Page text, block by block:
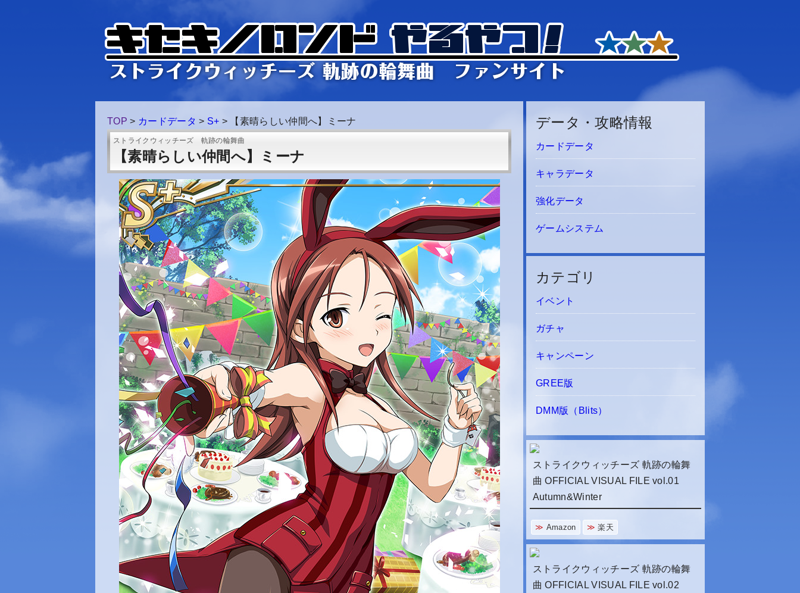
TOP > カードデータ > S+ > 【素晴らしい仲間へ】ミーナ
ストライクウィッチーズ 軌跡の輪舞曲
【素晴らしい仲間へ】ミーナ
データ・攻略情報
カードデータ
キャラデータ
強化データ
ゲームシステム
カテゴリ
イベント
ガチャ
キャンペーン
GREE版
DMM版（Blits）
ストライクウィッチーズ 軌跡の輪舞
曲 OFFICIAL VISUAL FILE vol.01
Autumn&Winter
Amazon 楽天
ストライクウィッチーズ 軌跡の輪舞
曲 OFFICIAL VISUAL FILE vol.02